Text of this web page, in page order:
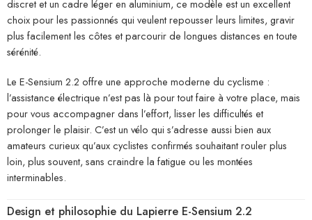
discret et un cadre léger en aluminium, ce modèle est un excellent
choix pour les passionnés qui veulent repousser leurs limites, gravir
plus facilement les côtes et parcourir de longues distances en toute
sérénité.
Le E-Sensium 2.2 offre une approche moderne du cyclisme :
l’assistance électrique n’est pas là pour tout faire à votre place, mais
pour vous accompagner dans l’effort, lisser les difficultés et
prolonger le plaisir. C’est un vélo qui s’adresse aussi bien aux
amateurs curieux qu’aux cyclistes confirmés souhaitant rouler plus
loin, plus souvent, sans craindre la fatigue ou les montées
interminables.
Design et philosophie du Lapierre E-Sensium 2.2